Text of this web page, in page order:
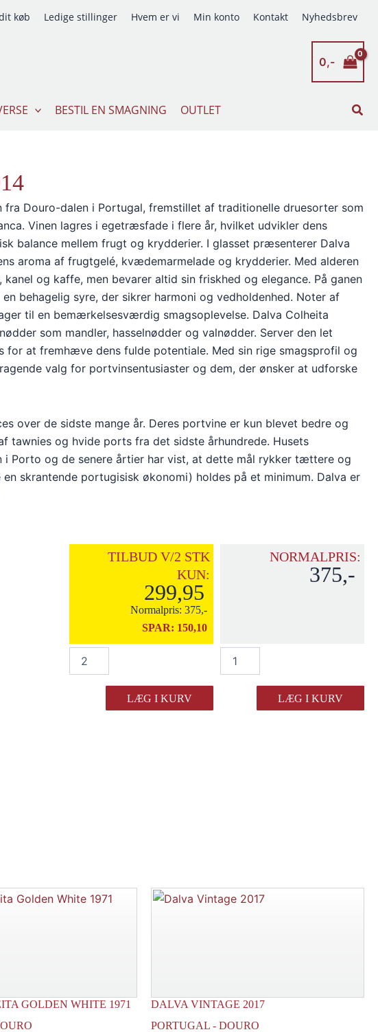
køb Ledige stillinger Hvem er vi Min konto Kontakt Nyhedsbrev
0,-
BESTIL EN SMAGNING OUTLET Søg
Douro-dalen i Portugal, fremstillet af traditionelle druesorter som
Vinen lagres i egetræsfade i flere år, hvilket udvikler dens
balance mellem frugt og krydderier. I glasset præsenterer Dalva
aroma af frugtgelé, kvædemarmelade og krydderier. Med alderen
og kaffe, men bevarer altid sin friskhed og elegance. På ganen
behagelig syre, der sikrer harmoni og vedholdenhed. Noter af
til en bemærkelsesværdig smagsoplevelse. Dalva Colheita
som mandler, hasselnødder og valnødder. Server den let
for at fremhæve dens fulde potentiale. Med sin rige smagsprofil og
valg for portvinsentusiaster og dem, der ønsker at udforske
over de sidste mange år. Deres portvine er kun blevet bedre og
tawnies og hvide ports fra det sidste århundrede. Husets
Porto og de senere årtier har vist, at dette mål rykker tættere og
skrantende portugisisk økonomi) holdes på et minimum. Dalva er
TILBUD V/2 STK
KUN:
299,95
Normalpris: 375,-
SPAR: 150,10
Colheita
LÆG I KURV
NORMALPRIS:
375,-
Colheita
LÆG I KURV
GOLDEN WHITE 1971
DALVA VINTAGE 2017
PORTUGAL - DOURO